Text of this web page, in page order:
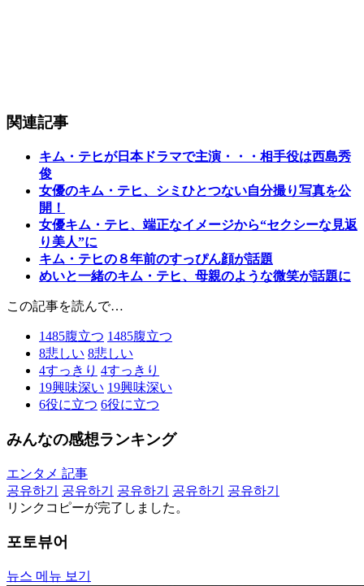
関連記事
キム・テヒが日本ドラマで主演・・・相手役は西島秀
俊
女優のキム・テヒ、シミひとつない自分撮り写真を公
開！
女優キム・テヒ、端正なイメージから“セクシーな見返
り美人”に
キム・テヒの８年前のすっぴん顔が話題
めいと一緒のキム・テヒ、母親のような微笑が話題に
この記事を読んで…
1485腹立つ 1485腹立つ
8悲しい 8悲しい
4すっきり 4すっきり
19興味深い 19興味深い
6役に立つ 6役に立つ
みんなの感想ランキング
エンタメ 記事
공유하기
공유하기 공유하기 공유하기
공유하기
リンクコピーが完了しました。
포토뷰어
뉴스 메뉴 보기